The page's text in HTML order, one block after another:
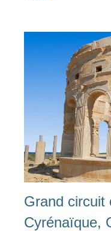
Grand circuit
Cyrénaïque,